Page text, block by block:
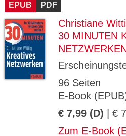
EPUB PDF
Christiane
30 MINUTEN
96 Seiten
E-Book
€ 7,99 (D) | €
Zum E-Book